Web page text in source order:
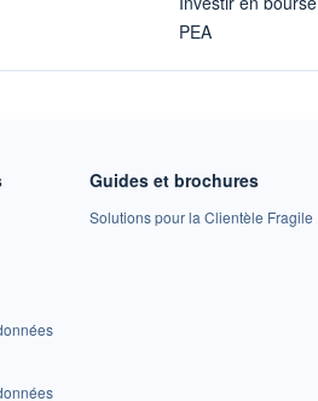
PEA
Guides et brochures
Solutions pour la Clientèle Fragile